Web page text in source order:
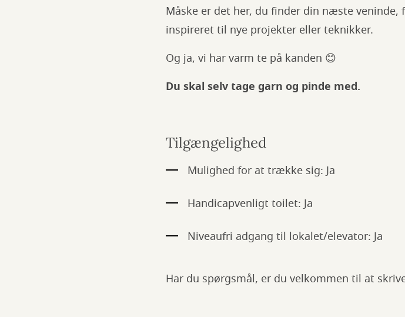
Måske er det her, du finder din næste
inspireret til nye projekter eller teknikker.
Og ja, vi har varm te på kanden 😊
Du skal selv tage garn og pinde med.
Tilgængelighed
Mulighed for at trække sig: Ja
Handicapvenligt toilet: Ja
Niveaufri adgang til lokalet/elevator: Ja
Har du spørgsmål, er du velkommen til at